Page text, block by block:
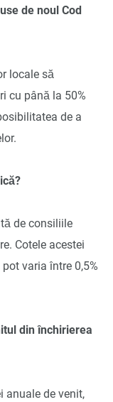
de noul Cod
locale să
cu până la 50%
de a
de consiliile
Cotele acestei
varia între 0,5%
din închirierea
anuale de venit,